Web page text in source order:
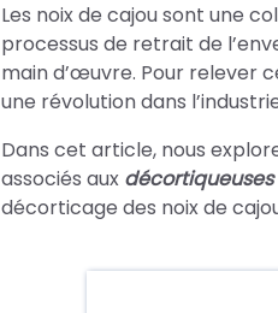
Les noix de cajou sont une
processus de retrait de
main d’œuvre. Pour relever
une révolution dans
Dans cet article, nous
associés aux
décorticage des noix de